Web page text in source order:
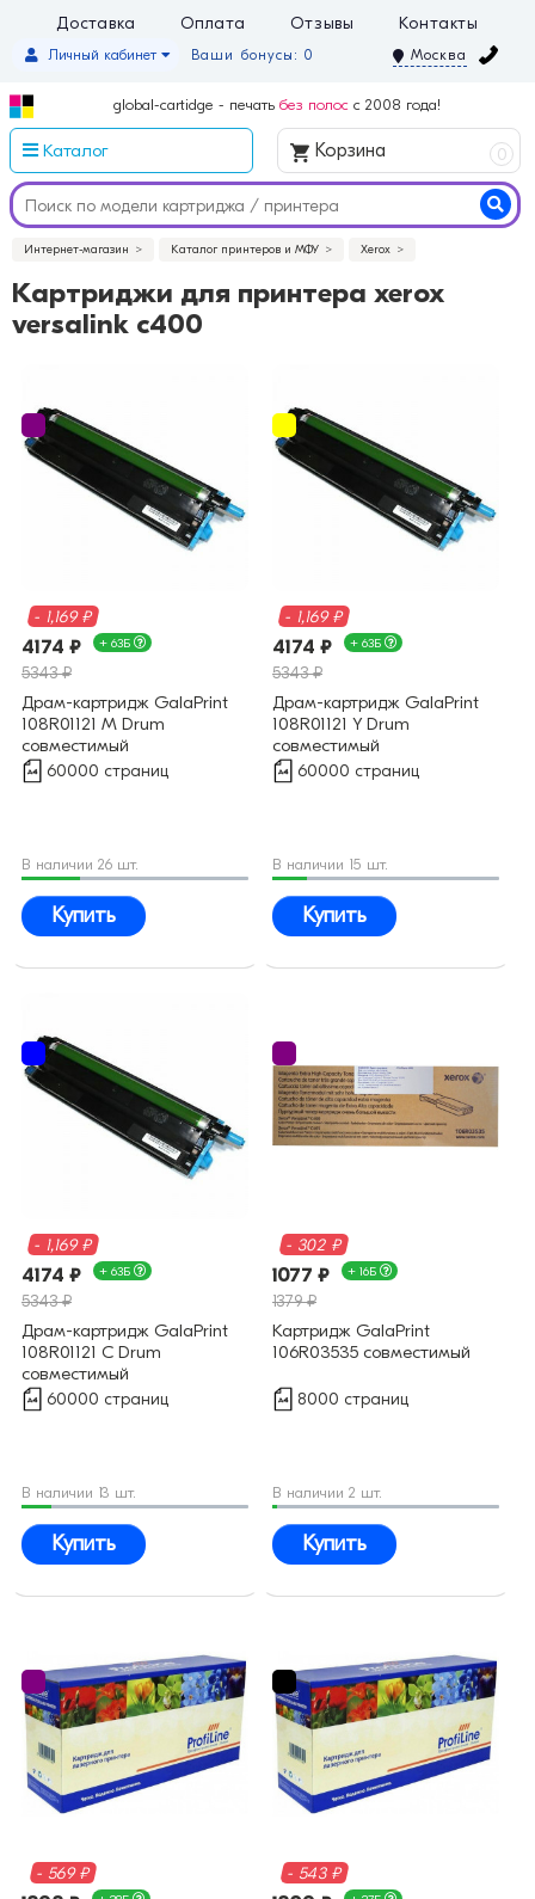
Доставка Оплата Отзывы Контакты
Ваши бонусы: 0
Личный кабинет Москва
global-cartidge - печать без полос с 2008 года!
Каталог Корзина 0
Интернет-магазин Каталог принтеров и МФУ Xerox
Картриджи для принтера xerox
versalink c400
- 1,169 ₽
4174 ₽ + 63Б
5343 ₽
Драм-картридж GalaPrint
108R01121 M Drum
совместимый
60000 страниц
В наличии 26 шт.
Купить
- 1,169 ₽
4174 ₽ + 63Б
5343 ₽
Драм-картридж GalaPrint
108R01121 Y Drum
совместимый
60000 страниц
В наличии 15 шт.
Купить
- 1,169 ₽
4174 ₽ + 63Б
5343 ₽
Драм-картридж GalaPrint
108R01121 C Drum
совместимый
60000 страниц
В наличии 13 шт.
Купить
- 302 ₽
1077 ₽ + 16Б
1379 ₽
Картридж GalaPrint
106R03535 совместимый
8000 страниц
В наличии 2 шт.
Купить
- 569 ₽ - 543 ₽